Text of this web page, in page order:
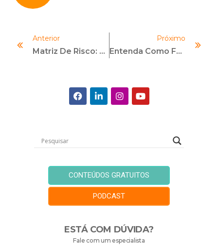
Anterior
Matriz De Risco: Como Funciona E Como Implementá-La Na Empresa
Próximo
Entenda Como Fazer Transição De Carreira Para Compliance!
CONTEÚDOS GRATUITOS
PODCAST
ESTÁ COM DÚVIDA?
Fale com um especialista